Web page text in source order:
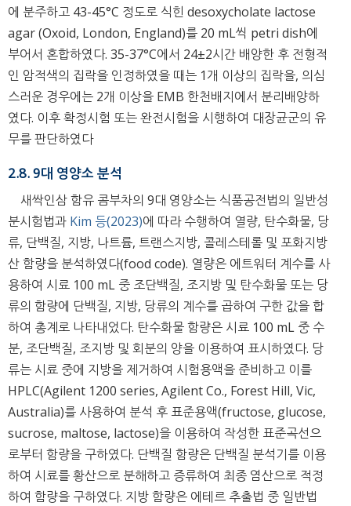
에 분주하고 43-45°C 정도로 식힌 desoxycholate lactose
agar (Oxoid, London, England)를 20 mL씩 petri dish에
부어서 혼합하였다. 35-37°C에서 24±2시간 배양한 후 전형적
인 암적색의 집락을 인정하였을 때는 1개 이상의 집락을, 의심
스러운 경우에는 2개 이상을 EMB 한천배지에서 분리배양하
였다. 이후 확정시험 또는 완전시험을 시행하여 대장균군의 유
무를 판단하였다
2.8. 9대 영양소 분석
새싹인삼 함유 콤부차의 9대 영양소는 식품공전법의 일반성
분시험법과 Kim 등(2023)에 따라 수행하여 열량, 탄수화물, 당
류, 단백질, 지방, 나트륨, 트랜스지방, 콜레스테롤 및 포화지방
산 함량을 분석하였다(food code). 열량은 에트워터 계수를 사
용하여 시료 100 mL 중 조단백질, 조지방 및 탄수화물 또는 당
류의 함량에 단백질, 지방, 당류의 계수를 곱하여 구한 값을 합
하여 총계로 나타내었다. 탄수화물 함량은 시료 100 mL 중 수
분, 조단백질, 조지방 및 회분의 양을 이용하여 표시하였다. 당
류는 시료 중에 지방을 제거하여 시험용액을 준비하고 이를
HPLC(Agilent 1200 series, Agilent Co., Forest Hill, Vic,
Australia)를 사용하여 분석 후 표준용액(fructose, glucose,
sucrose, maltose, lactose)을 이용하여 작성한 표준곡선으
로부터 함량을 구하였다. 단백질 함량은 단백질 분석기를 이용
하여 시료를 황산으로 분해하고 증류하여 최종 염산으로 적정
하여 함량을 구하였다. 지방 함량은 에테르 추출법 중 일반법